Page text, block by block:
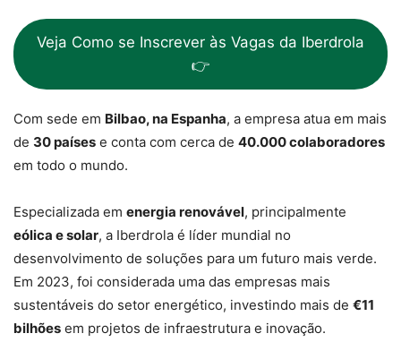
Veja Como se Inscrever às Vagas da Iberdrola
👉
Com sede em Bilbao, na Espanha, a empresa atua em mais
de 30 países e conta com cerca de 40.000 colaboradores
em todo o mundo.
Especializada em energia renovável, principalmente
eólica e solar, a Iberdrola é líder mundial no
desenvolvimento de soluções para um futuro mais verde.
Em 2023, foi considerada uma das empresas mais
sustentáveis do setor energético, investindo mais de €11
bilhões em projetos de infraestrutura e inovação.